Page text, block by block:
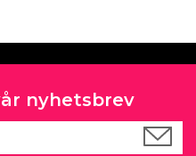
nyhetsbrev